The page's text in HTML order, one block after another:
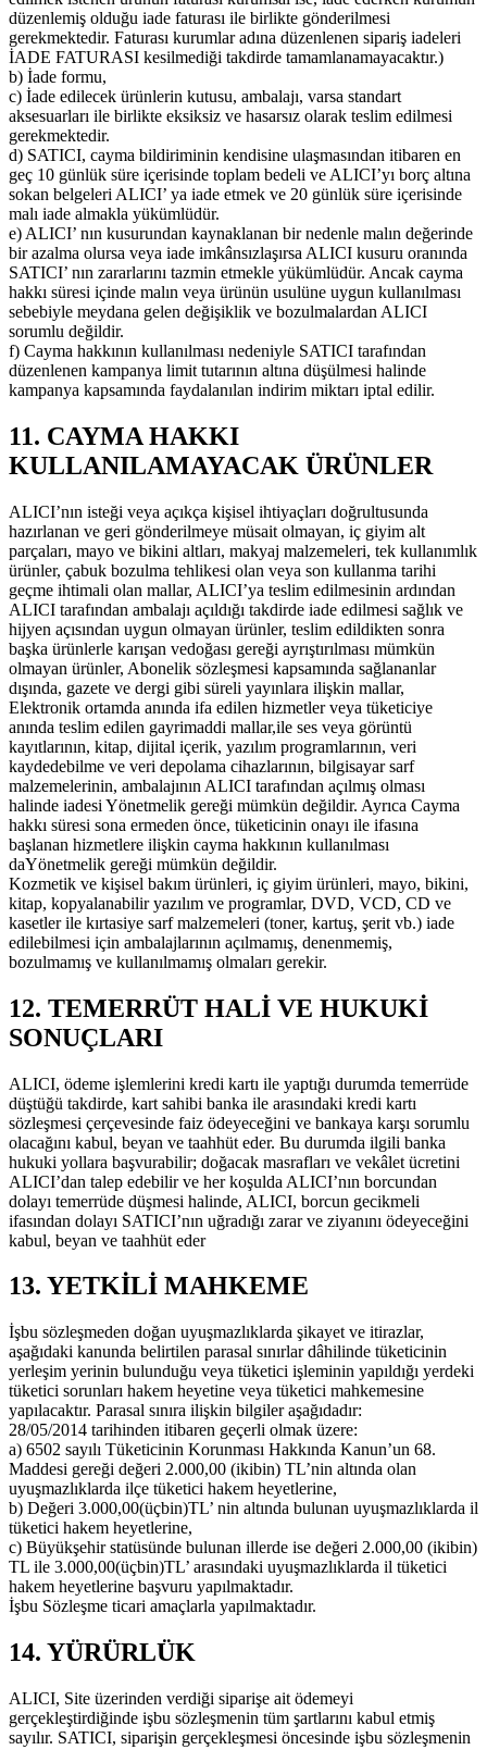
düzenlemiş olduğu iade faturası ile birlikte gönderilmesi
gerekmektedir. Faturası kurumlar adına düzenlenen sipariş iadeleri
İADE FATURASI kesilmediği takdirde tamamlanamayacaktır.)
b) İade formu,
c) İade edilecek ürünlerin kutusu, ambalajı, varsa standart
aksesuarları ile birlikte eksiksiz ve hasarsız olarak teslim edilmesi
gerekmektedir.
d) SATICI, cayma bildiriminin kendisine ulaşmasından itibaren en
geç 10 günlük süre içerisinde toplam bedeli ve ALICI’yı borç altına
sokan belgeleri ALICI’ ya iade etmek ve 20 günlük süre içerisinde
malı iade almakla yükümlüdür.
e) ALICI’ nın kusurundan kaynaklanan bir nedenle malın değerinde
bir azalma olursa veya iade imkânsızlaşırsa ALICI kusuru oranında
SATICI’ nın zararlarını tazmin etmekle yükümlüdür. Ancak cayma
hakkı süresi içinde malın veya ürünün usulüne uygun kullanılması
sebebiyle meydana gelen değişiklik ve bozulmalardan ALICI
sorumlu değildir.
f) Cayma hakkının kullanılması nedeniyle SATICI tarafından
düzenlenen kampanya limit tutarının altına düşülmesi halinde
kampanya kapsamında faydalanılan indirim miktarı iptal edilir.
11. CAYMA HAKKI
KULLANILAMAYACAK ÜRÜNLER
ALICI’nın isteği veya açıkça kişisel ihtiyaçları doğrultusunda
hazırlanan ve geri gönderilmeye müsait olmayan, iç giyim alt
parçaları, mayo ve bikini altları, makyaj malzemeleri, tek kullanımlık
ürünler, çabuk bozulma tehlikesi olan veya son kullanma tarihi
geçme ihtimali olan mallar, ALICI’ya teslim edilmesinin ardından
ALICI tarafından ambalajı açıldığı takdirde iade edilmesi sağlık ve
hijyen açısından uygun olmayan ürünler, teslim edildikten sonra
başka ürünlerle karışan vedoğası gereği ayrıştırılması mümkün
olmayan ürünler, Abonelik sözleşmesi kapsamında sağlananlar
dışında, gazete ve dergi gibi süreli yayınlara ilişkin mallar,
Elektronik ortamda anında ifa edilen hizmetler veya tüketiciye
anında teslim edilen gayrimaddi mallar,ile ses veya görüntü
kayıtlarının, kitap, dijital içerik, yazılım programlarının, veri
kaydedebilme ve veri depolama cihazlarının, bilgisayar sarf
malzemelerinin, ambalajının ALICI tarafından açılmış olması
halinde iadesi Yönetmelik gereği mümkün değildir. Ayrıca Cayma
hakkı süresi sona ermeden önce, tüketicinin onayı ile ifasına
başlanan hizmetlere ilişkin cayma hakkının kullanılması
daYönetmelik gereği mümkün değildir.
Kozmetik ve kişisel bakım ürünleri, iç giyim ürünleri, mayo, bikini,
kitap, kopyalanabilir yazılım ve programlar, DVD, VCD, CD ve
kasetler ile kırtasiye sarf malzemeleri (toner, kartuş, şerit vb.) iade
edilebilmesi için ambalajlarının açılmamış, denenmemiş,
bozulmamış ve kullanılmamış olmaları gerekir.
12. TEMERRÜT HALİ VE HUKUKİ
SONUÇLARI
ALICI, ödeme işlemlerini kredi kartı ile yaptığı durumda temerrüde
düştüğü takdirde, kart sahibi banka ile arasındaki kredi kartı
sözleşmesi çerçevesinde faiz ödeyeceğini ve bankaya karşı sorumlu
olacağını kabul, beyan ve taahhüt eder. Bu durumda ilgili banka
hukuki yollara başvurabilir; doğacak masrafları ve vekâlet ücretini
ALICI’dan talep edebilir ve her koşulda ALICI’nın borcundan
dolayı temerrüde düşmesi halinde, ALICI, borcun gecikmeli
ifasından dolayı SATICI’nın uğradığı zarar ve ziyanını ödeyeceğini
kabul, beyan ve taahhüt eder
13. YETKİLİ MAHKEME
İşbu sözleşmeden doğan uyuşmazlıklarda şikayet ve itirazlar,
aşağıdaki kanunda belirtilen parasal sınırlar dâhilinde tüketicinin
yerleşim yerinin bulunduğu veya tüketici işleminin yapıldığı yerdeki
tüketici sorunları hakem heyetine veya tüketici mahkemesine
yapılacaktır. Parasal sınıra ilişkin bilgiler aşağıdadır:
28/05/2014 tarihinden itibaren geçerli olmak üzere:
a) 6502 sayılı Tüketicinin Korunması Hakkında Kanun’un 68.
Maddesi gereği değeri 2.000,00 (ikibin) TL’nin altında olan
uyuşmazlıklarda ilçe tüketici hakem heyetlerine,
b) Değeri 3.000,00(üçbin)TL’ nin altında bulunan uyuşmazlıklarda il
tüketici hakem heyetlerine,
c) Büyükşehir statüsünde bulunan illerde ise değeri 2.000,00 (ikibin)
TL ile 3.000,00(üçbin)TL’ arasındaki uyuşmazlıklarda il tüketici
hakem heyetlerine başvuru yapılmaktadır.
İşbu Sözleşme ticari amaçlarla yapılmaktadır.
14. YÜRÜRLÜK
ALICI, Site üzerinden verdiği siparişe ait ödemeyi
gerçekleştirdiğinde işbu sözleşmenin tüm şartlarını kabul etmiş
sayılır. SATICI, siparişin gerçekleşmesi öncesinde işbu sözleşmenin